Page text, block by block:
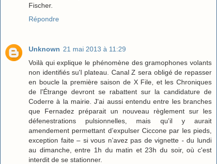
Fischer.
Répondre
Unknown 21 mai 2013 à 11:29
Voilà qui explique le phénomène des gramophones volants
non identifiés su'l plateau. Canal Z sera obligé de repasser
en boucle la première saison de X File, et les Chroniques
de l'Étrange devront se rabattent sur la candidature de
Coderre à la mairie. J'ai aussi entendu entre les branches
que Fernadez préparait un nouveau règlement sur les
défenestrations pulsionnelles, mais qu'il y aurait
amendement permettant d’expulser Ciccone par les pieds,
exception faite – si vous n’avez pas de vignette - du lundi
au dimanche, entre 1h du matin et 23h du soir, où c'est
interdit de se stationner.